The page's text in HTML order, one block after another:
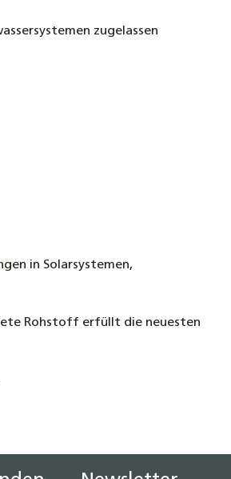
zugelassen
in Solarsystemen,
Rohstoff erfüllt die neuesten